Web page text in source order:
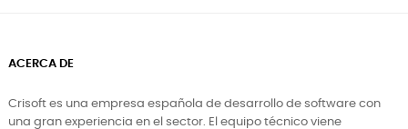
ACERCA DE
Crisoft es una empresa española de desarrollo de software con
una gran experiencia en el sector. El equipo técnico viene